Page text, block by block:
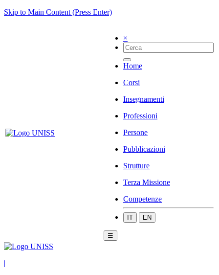
Skip to Main Content (Press Enter)
×
Home
Corsi
Insegnamenti
Professioni
Persone
Pubblicazioni
Strutture
Terza Missione
Competenze
IT EN
☰
|